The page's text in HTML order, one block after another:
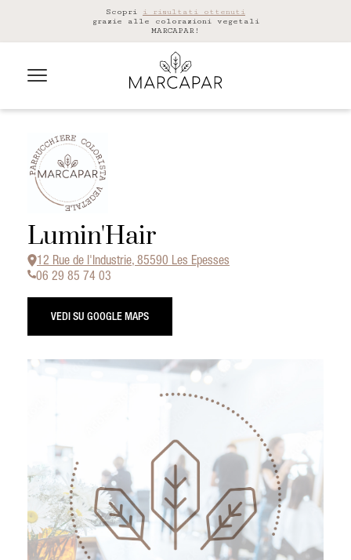
Scopri i risultati ottenuti
grazie alle colorazioni vegetali
MARCAPAR!
Lumin'Hair
12 Rue de l'Industrie, 85590 Les Epesses
06 29 85 74 03
VEDI SU GOOGLE MAPS